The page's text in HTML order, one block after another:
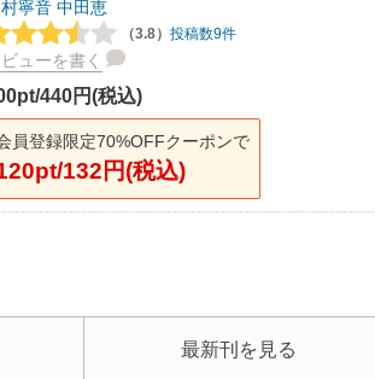
寧音 中田恵
（3.8） 投稿数9件
ューを書く
440円(税込)
員登録限定70%OFFクーポンで
132円(税込)
最新刊を見る